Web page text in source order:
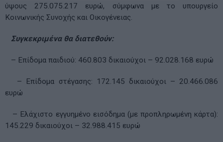
ύψους 275.075.217 ευρώ, σύμφωνα με το υπουργείο
Κοινωνικής Συνοχής και Οικογένειας.
Συγκεκριμένα θα διατεθούν:
– Επίδομα παιδιού: 460.803 δικαιούχοι – 92.028.168 ευρώ
– Επίδομα στέγασης: 172.145 δικαιούχοι – 20.466.086
ευρώ
– Ελάχιστο εγγυημένο εισόδημα (με προπληρωμένη κάρτα):
145.229 δικαιούχοι – 32.988.415 ευρώ